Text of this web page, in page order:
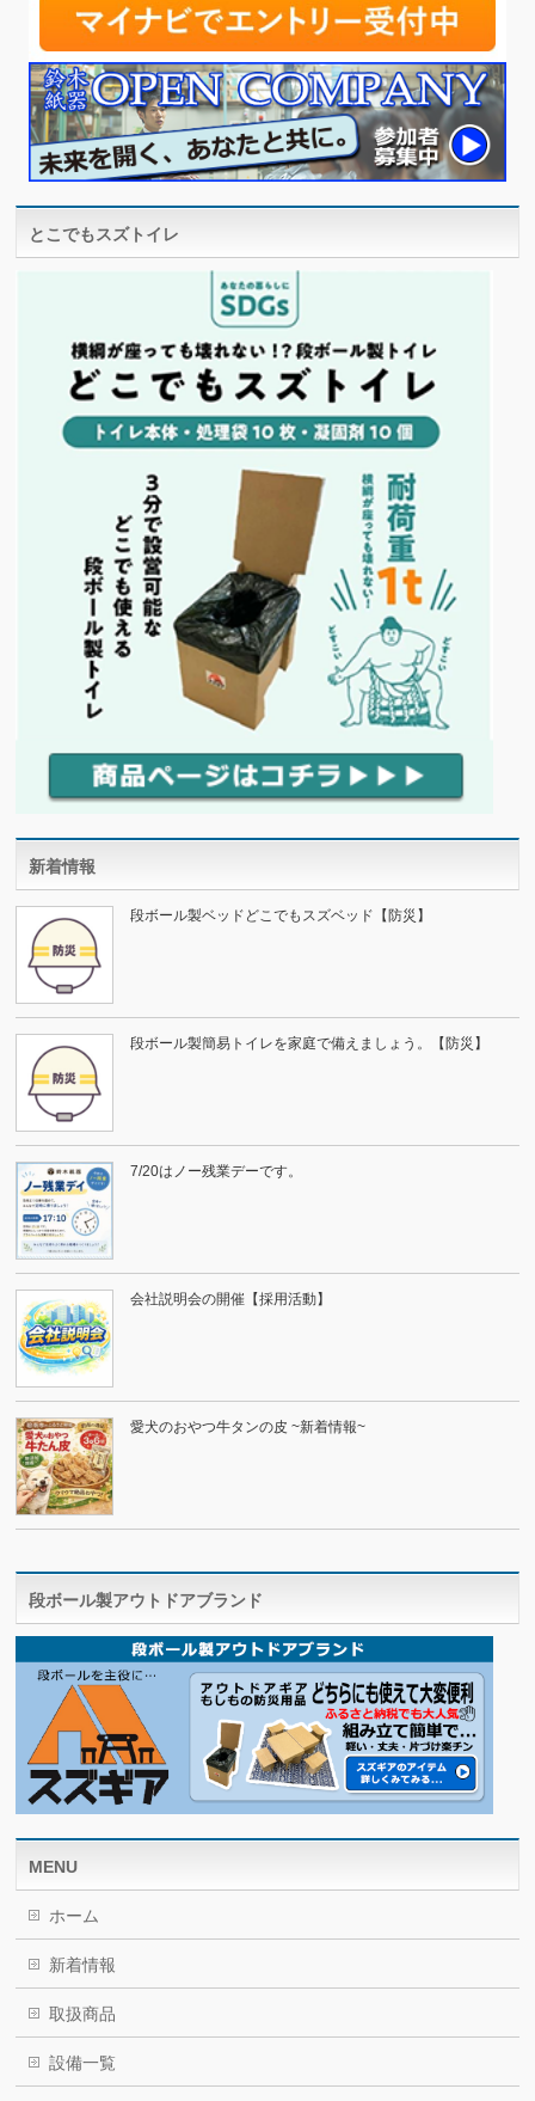
とこでもスズトイレ
新着情報
段ボール製ベッドどこでもスズベッド【防災】
段ボール製簡易トイレを家庭で備えましょう。【防災】
7/20はノー残業デーです。
会社説明会の開催【採用活動】
愛犬のおやつ牛タンの皮 ~新着情報~
段ボール製アウトドアブランド
MENU
ホーム
新着情報
取扱商品
設備一覧